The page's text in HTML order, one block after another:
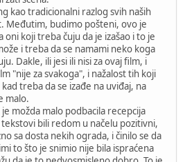
kao tradicionalni razlog svih naših
Međutim, budimo pošteni, ovo je
oni koji treba čuju da je izašao i to je
i treba da se namami neko koga
Dakle, ili jesi ili nisi za ovaj film, i
"nije za svakoga", i nažalost tih koji
treba da se izađe na uviđaj, na
malo.
možda malo podbacila recepcija
bili redom u načelu pozitivni,
sa dosta nekih ograda, i činilo se da
to što je snimio nije bila ispraćena